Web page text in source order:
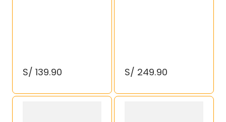
S/ 139.90 S/ 249.90